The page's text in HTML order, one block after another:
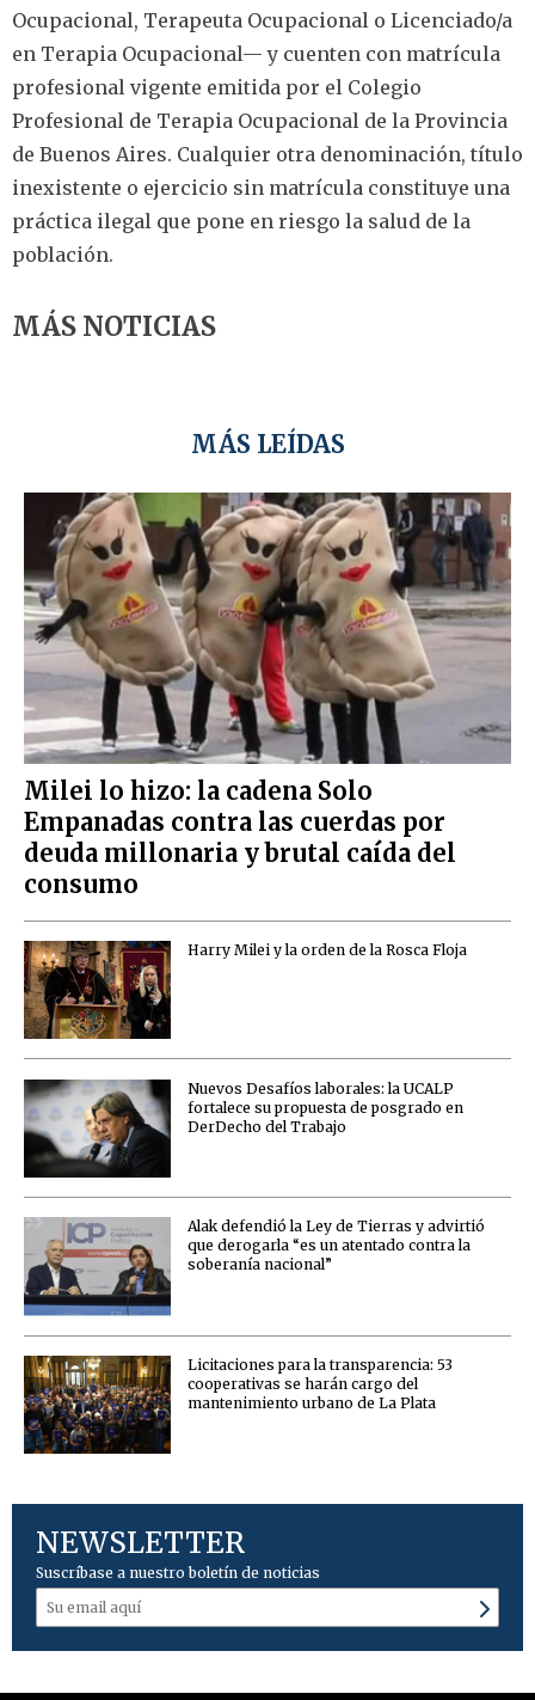
Ocupacional, Terapeuta Ocupacional o Licenciado/a
en Terapia Ocupacional— y cuenten con matrícula
profesional vigente emitida por el Colegio
Profesional de Terapia Ocupacional de la Provincia
de Buenos Aires. Cualquier otra denominación, título
inexistente o ejercicio sin matrícula constituye una
práctica ilegal que pone en riesgo la salud de la
población.
MÁS NOTICIAS
MÁS LEÍDAS
Milei lo hizo: la cadena Solo
Empanadas contra las cuerdas por
deuda millonaria y brutal caída del
consumo
Harry Milei y la orden de la Rosca Floja
Nuevos Desafíos laborales: la UCALP
fortalece su propuesta de posgrado en
DerDecho del Trabajo
Alak defendió la Ley de Tierras y advirtió
que derogarla “es un atentado contra la
soberanía nacional”
Licitaciones para la transparencia: 53
cooperativas se harán cargo del
mantenimiento urbano de La Plata
NEWSLETTER
Suscríbase a nuestro boletín de noticias